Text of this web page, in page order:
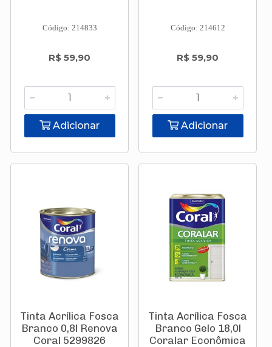
Código: 214833
R$ 59,90
Adicionar
Código: 214612
R$ 59,90
Adicionar
Tinta Acrílica Fosca
Branco 0,8l Renova
Coral 5299826
Tinta Acrílica Fosca
Branco Gelo 18,0l
Coralar Econômica